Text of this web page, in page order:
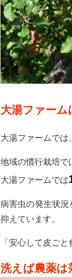
大湯ファー
大湯ファームでは、
地域の慣行栽培で
大湯ファームでは
病害虫の発生状況
抑えています。
「安心して皮ご
洗えば農薬は